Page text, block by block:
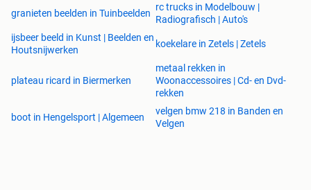
granieten beelden in Tuinbeelden
rc trucks in Modelbouw |
Radiografisch | Auto's
ijsbeer beeld in Kunst | Beelden en
Houtsnijwerken
koekelare in Zetels | Zetels
plateau ricard in Biermerken
metaal rekken in
Woonaccessoires | Cd- en Dvd-
rekken
boot in Hengelsport | Algemeen
velgen bmw 218 in Banden en
Velgen